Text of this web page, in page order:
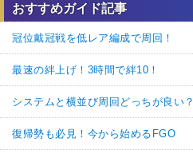
おすすめガイド記事
冠位戴冠戦を低レア編成で周回！
最速の絆上げ！3時間で絆10！
システムと横並び周回どっちが良い？
復帰勢も必見！今から始めるFGO